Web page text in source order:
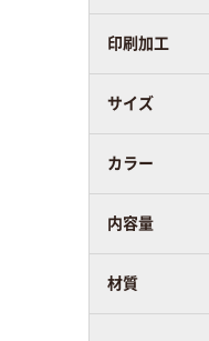
印刷加工
サイズ
カラー
内容量
材質